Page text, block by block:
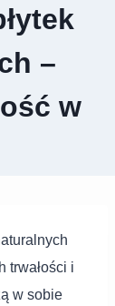
–
w
trwałości i
w sobie